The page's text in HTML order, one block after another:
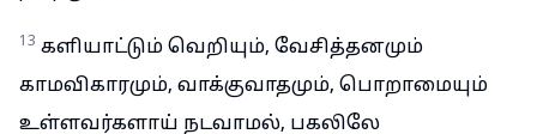
13 களியாட்டும் வெறியும், வேசித்தனமும்
காமவிகாரமும், வாக்குவாதமும், பொறாமையும்
உள்ளவர்களாய் நடவாமல், பகலிலே